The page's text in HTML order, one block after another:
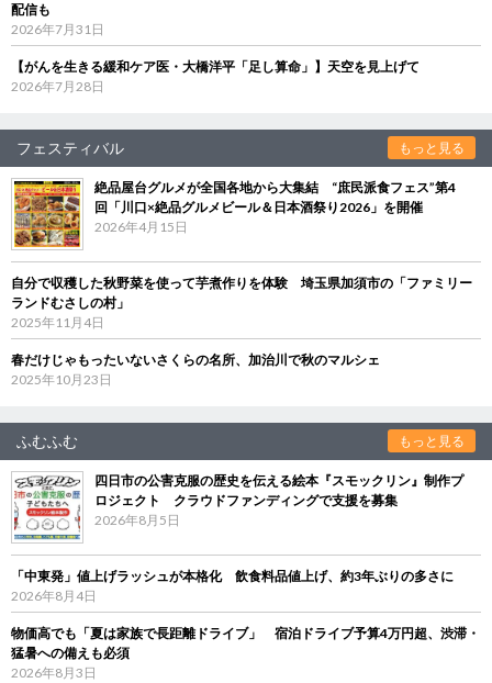
配信も
2026年7月31日
【がんを生きる緩和ケア医・大橋洋平「足し算命」】天空を見上げて
2026年7月28日
フェスティバル もっと見る
絶品屋台グルメが全国各地から大集結 “庶民派食フェス”第4
回「川口×絶品グルメビール＆日本酒祭り2026」を開催
2026年4月15日
自分で収穫した秋野菜を使って芋煮作りを体験 埼玉県加須市の「ファミリー
ランドむさしの村」
2025年11月4日
春だけじゃもったいないさくらの名所、加治川で秋のマルシェ
2025年10月23日
ふむふむ もっと見る
四日市の公害克服の歴史を伝える絵本『スモックリン』制作プ
ロジェクト クラウドファンディングで支援を募集
2026年8月5日
「中東発」値上げラッシュが本格化 飲食料品値上げ、約3年ぶりの多さに
2026年8月4日
物価高でも「夏は家族で長距離ドライブ」 宿泊ドライブ予算4万円超、渋滞・
猛暑への備えも必須
2026年8月3日